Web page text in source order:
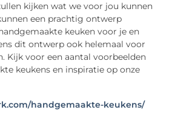
kijken wat we voor jou kunnen
een prachtig ontwerp
keuken voor je en
dit ontwerp ook helemaal voor
Kijk voor een aantal voorbeelden
keukens en inspiratie op onze
handgemaakte-keukens/